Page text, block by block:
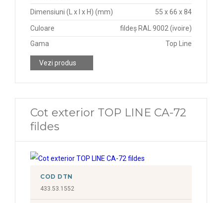
Dimensiuni (L x l x H) (mm) 55 x 66 x 84
Culoare
fildeș RAL 9002 (ivoire)
Gama
Top Line
Vezi produs
Cot exterior TOP LINE CA-72
fildes
COD DTN
433.53.1552